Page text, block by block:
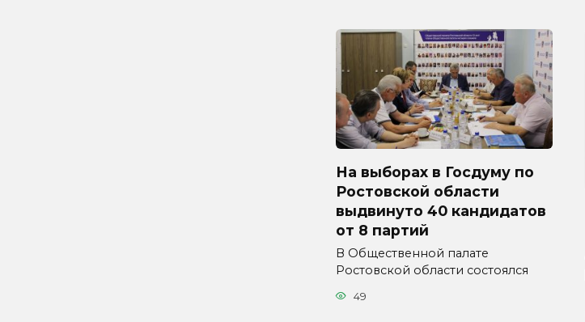
На выборах в Госдуму по
Ростовской области
выдвинуто 40 кандидатов
от 8 партий
В Общественной палате
Ростовской области состоялся
49